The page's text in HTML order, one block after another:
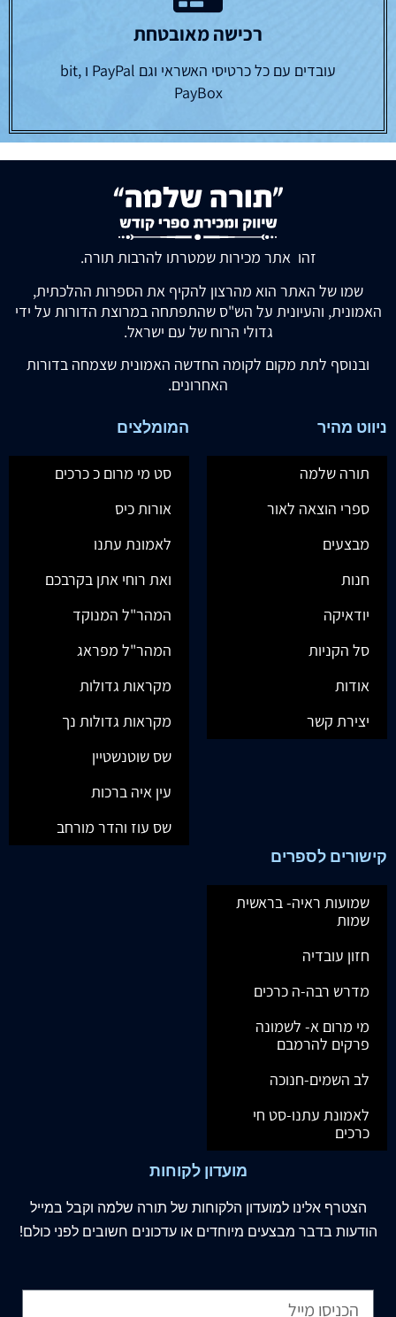
רכישה מאובטחת
עובדים עם כל כרטיסי האשראי וגם PayPal ו bit,
PayBox
זהו אתר מכירות שמטרתו להרבות תורה.
שמו של האתר הוא מהרצון להקיף את הספרות ההלכתית,
האמונית, והעיונית על הש"ס שהתפתחה במרוצת הדורות על ידי
גדולי הרוח של עם ישראל.
ובנוסף לתת מקום לקומה החדשה האמונית שצמחה בדורות
האחרונים.
ניווט מהיר
תורה שלמה
ספרי הוצאה לאור
מבצעים
חנות
יודאיקה
סל הקניות
אודות
יצירת קשר
המומלצים
סט מי מרום כ כרכים
אורות כיס
לאמונת עתנו
ואת רוחי אתן בקרבכם
המהר"ל המנוקד
המהר"ל מפראג
מקראות גדולות
מקראות גדולות נך
שס שוטנשטיין
עין איה ברכות
שס עוז והדר מורחב
קישורים לספרים
שמועות ראיה- בראשית
שמות
חזון עובדיה
מדרש רבה-ה כרכים
מי מרום א- לשמונה
פרקים להרמבם
לב השמים-חנוכה
לאמונת עתנו-סט חי
כרכים
מועדון לקוחות
הצטרף אלינו למועדון הלקוחות של תורה שלמה וקבל במייל
הודעות בדבר מבצעים מיוחדים או עדכונים חשובים לפני כולם!